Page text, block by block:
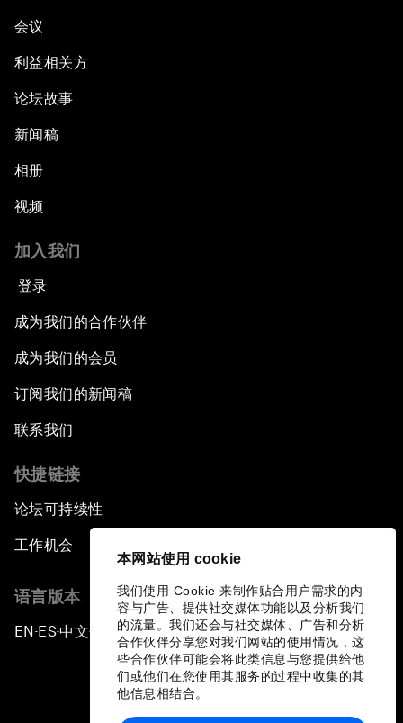
本网站使用 cookie
我们使用 Cookie 来制作贴合用户需求的内
容与广告、提供社交媒体功能以及分析我们
的流量。我们还会与社交媒体、广告和分析
合作伙伴分享您对我们网站的使用情况，这
些合作伙伴可能会将此类信息与您提供给他
们或他们在您使用其服务的过程中收集的其
他信息相结合。
会议
利益相关方
论坛故事
新闻稿
相册
视频
加入我们
登录
成为我们的合作伙伴
成为我们的会员
订阅我们的新闻稿
联系我们
快捷链接
论坛可持续性
工作机会
语言版本
EN ▪ES▪中文▪ 日本語